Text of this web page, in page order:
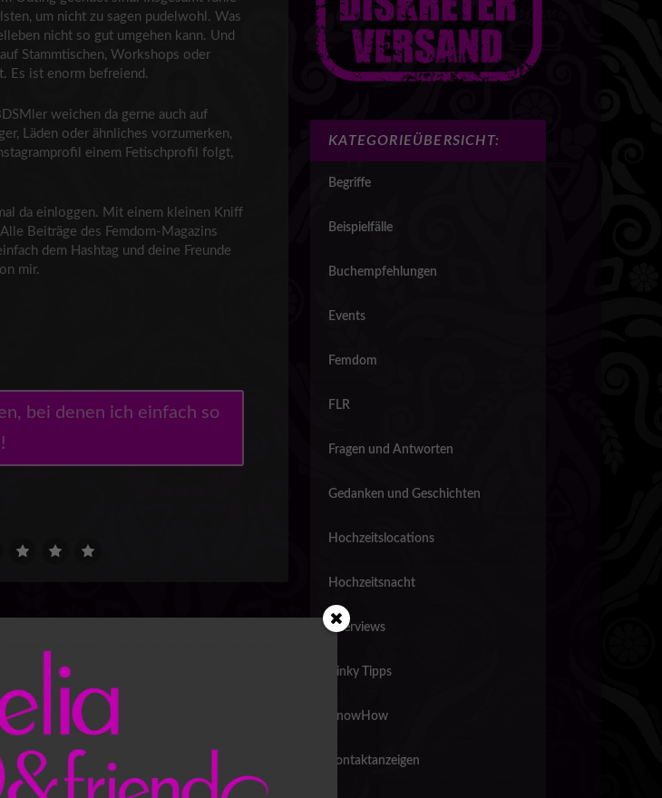
um nicht zu sagen pudelwohl. Was
nicht so gut umgehen kann. Und
Stammtischen, Workshops oder
Es ist enorm befreiend.
weichen da gerne auch auf
Läden oder ähnliches vorzumerken,
einem Fetischprofil folgt,
da einloggen. Mit einem kleinen Kniff
Beiträge des Femdom-Magazins
dem Hashtag und deine Freunde
mir.
bei denen ich einfach so
Der Dominakuss – Nur was für Dominas?
KATEGORIEÜBERSICHT:
Begriffe
Beispielfälle
Buchempfehlungen
Events
Femdom
FLR
Fragen und Antworten
Gedanken und Geschichten
Hochzeitslocations
Hochzeitsnacht
Interviews
Kinky Tipps
KnowHow
Kontaktanzeigen